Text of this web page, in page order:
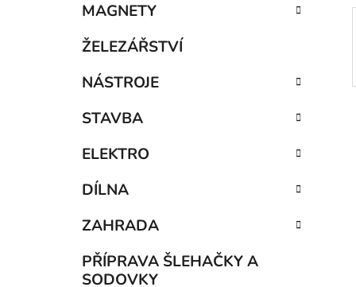
MAGNETY
ŽELEZÁŘSTVÍ
NÁSTROJE
STAVBA
ELEKTRO
DÍLNA
ZAHRADA
PŘÍPRAVA ŠLEHAČKY A
SODOVKY